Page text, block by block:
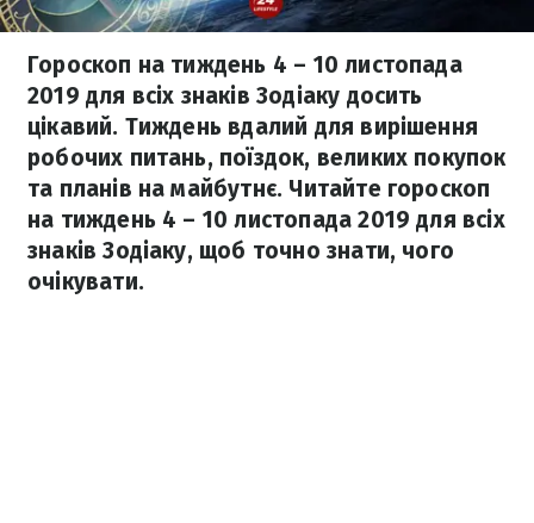
Гороскоп на тиждень 4 – 10 листопада
2019 для всіх знаків Зодіаку досить
цікавий. Тиждень вдалий для вирішення
робочих питань, поїздок, великих покупок
та планів на майбутнє. Читайте гороскоп
на тиждень 4 – 10 листопада 2019 для всіх
знаків Зодіаку, щоб точно знати, чого
очікувати.